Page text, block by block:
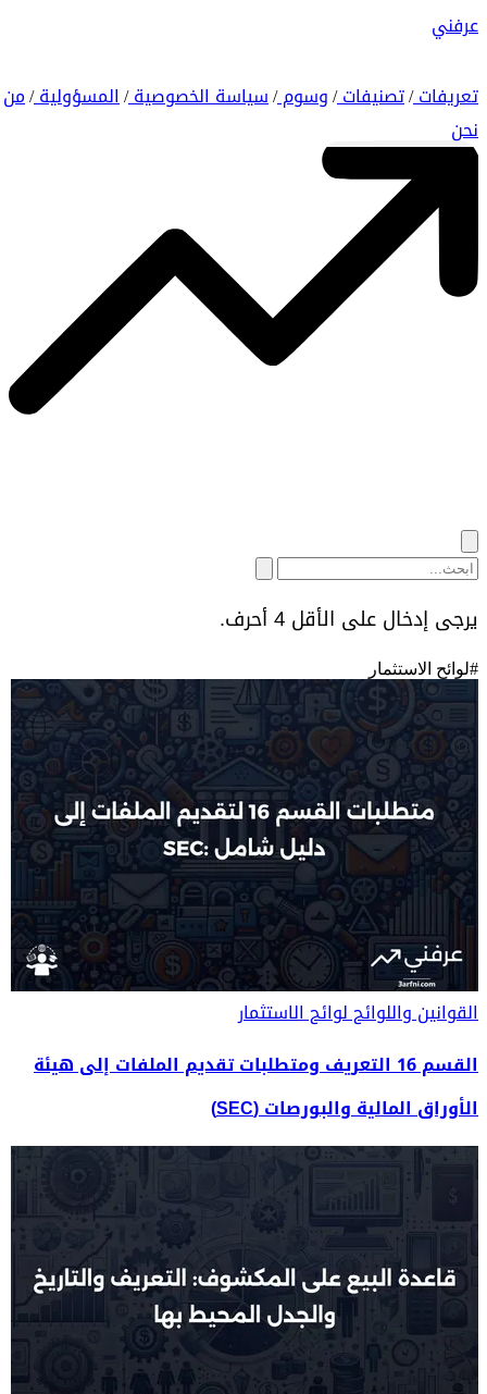
عرفني
تعريفات/ تصنيفات/ وسوم/ سياسة الخصوصية/ المسؤولية/ من
نحن
يرجى إدخال على الأقل 4 أحرف.
#لوائح الاستثمار
القوانين واللوائحلوائح الاستثمار
القسم 16 التعريف ومتطلبات تقديم الملفات إلى هيئة
الأوراق المالية والبورصات (SEC)